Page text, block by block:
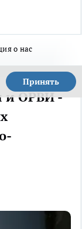
о нас
Принять
и ОРВИ -